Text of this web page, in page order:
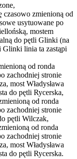
czasowo zmienioną od
usytuowane po
mostem
do pętli Glinki (na
Glinki linia ta zastąpi
od ronda
zachodniej stronie
most Władysława
do pętli Rycerska,
od ronda
zachodniej stronie
pętli Wilczak,
od ronda
zachodniej stronie
most Władysława
do pętli Rycerska.